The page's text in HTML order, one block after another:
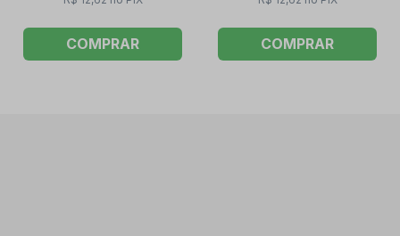
COMPRAR COMPRAR